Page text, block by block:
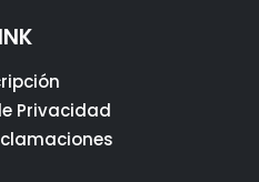
Privacidad